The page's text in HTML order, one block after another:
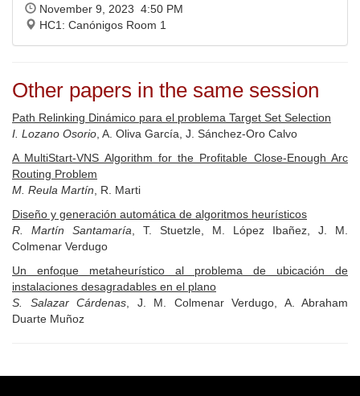
November 9, 2023 4:50 PM
HC1: Canónigos Room 1
Other papers in the same session
Path Relinking Dinámico para el problema Target Set Selection
I. Lozano Osorio , A. Oliva García, J. Sánchez-Oro Calvo
A MultiStart-VNS Algorithm for the Profitable Close-Enough Arc
Routing Problem
M. Reula Martín , R. Marti
Diseño y generación automática de algoritmos heurísticos
R. Martín Santamaría , T. Stuetzle, M. López Ibañez, J. M.
Colmenar Verdugo
Un enfoque metaheurístico al problema de ubicación de
instalaciones desagradables en el plano
S. Salazar Cárdenas , J. M. Colmenar Verdugo, A. Abraham
Duarte Muñoz